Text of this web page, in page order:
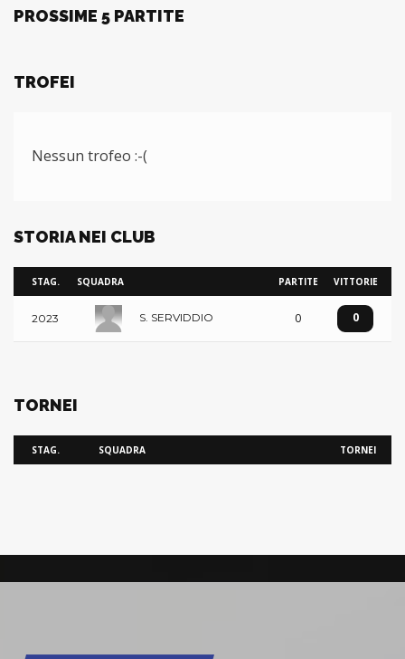
PROSSIME 5 PARTITE
TROFEI
Nessun trofeo :-(
STORIA NEI CLUB
STAG. SQUADRA PARTITE VITTORIE
2023 S. SERVIDDIO 0 0
TORNEI
STAG. SQUADRA TORNEI